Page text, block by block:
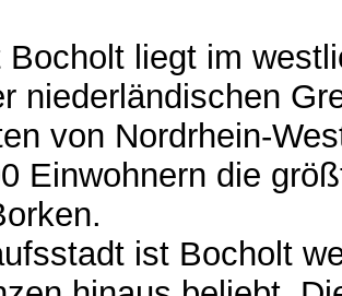
Bocholt liegt im
niederländischen
von Nordrhein-
Einwohnern die
ist Bocholt